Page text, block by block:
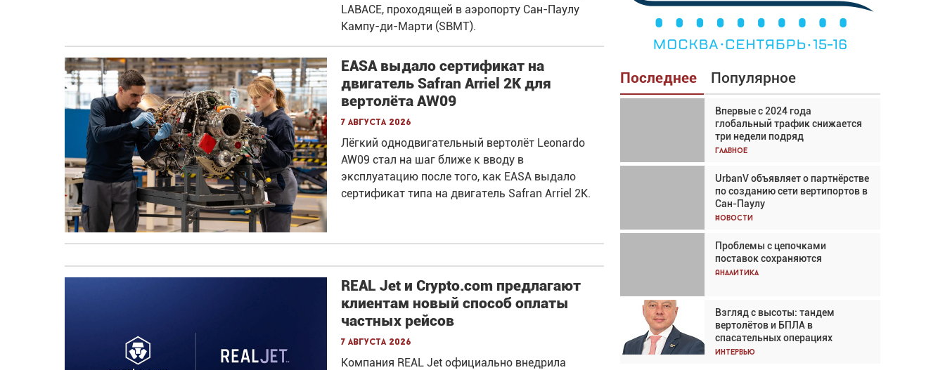
LABACE, проходящей в аэропорту Сан-Паулу
Кампу-ди-Марти (SBMT).
EASA выдало сертификат на
двигатель Safran Arriel 2K для
вертолёта AW09
7 августа 2026
Лёгкий однодвигательный вертолёт Leonardo
AW09 стал на шаг ближе к вводу в
эксплуатацию после того, как EASA выдало
сертификат типа на двигатель Safran Arriel 2K.
REAL Jet и Crypto.com предлагают
клиентам новый способ оплаты
частных рейсов
7 августа 2026
Компания REAL Jet официально внедрила
Последнее Популярное
Впервые с 2024 года
глобальный трафик снижается
три недели подряд
Главное
UrbanV объявляет о партнёрстве
по созданию сети вертипортов в
Сан-Паулу
Новости
Проблемы с цепочками
поставок сохраняются
Аналитика
Взгляд с высоты: тандем
вертолётов и БПЛА в
спасательных операциях
Интервью
Взгляд с высоты: тандем
вертолётов и БПЛА в
спасательных операциях
Главное
Авиационный фотограф Дэйв
Кох: «Фотография говорит сама
за себя... а ИИ всё портит»
Новости
Впервые с 2024 года
глобальный трафик снижается
три недели подряд
Частный самолёт – это актив.
Подходите к покупке
соответствующим образом
Интервью